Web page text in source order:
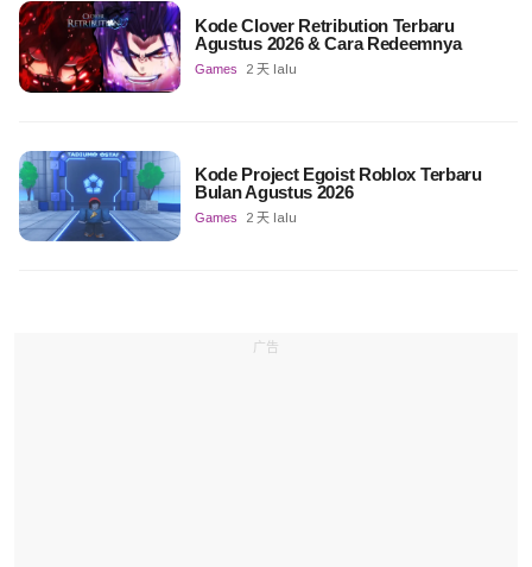
Kode Clover Retribution Terbaru
Agustus 2026 & Cara Redeemnya
Games 2 天 lalu
Kode Project Egoist Roblox Terbaru
Bulan Agustus 2026
Games 2 天 lalu
广告